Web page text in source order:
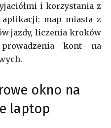
i korzystania z
aplikacji: map miasta z
jazdy, liczenia kroków
kont na
okno na
laptop